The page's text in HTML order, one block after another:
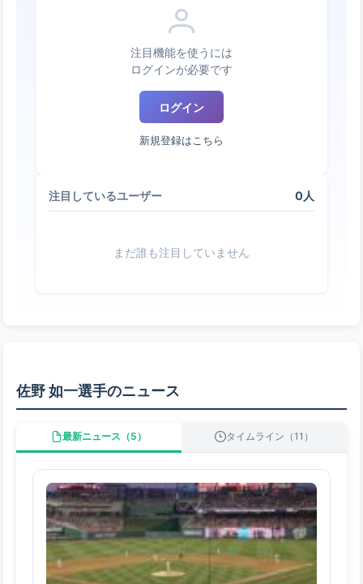
注目機能を使うには
ログインが必要です
ログイン
新規登録はこちら
注目しているユーザー 0人
まだ誰も注目していません
佐野 如一選手のニュース
最新ニュース（5） タイムライン（11）